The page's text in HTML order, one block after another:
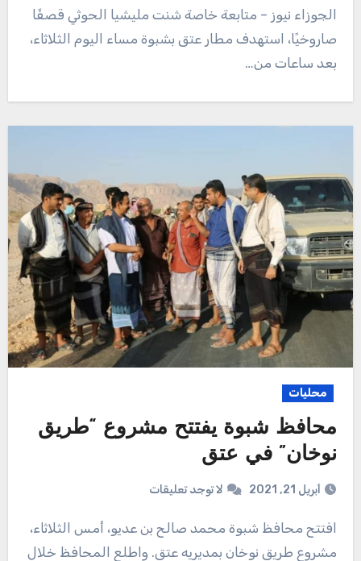
صاروخيًا، استهدف مطار عتق بشبوة مساء اليوم الثلاثاء،
بعد ساعات من…
محليات
محافظ شبوة يفتتح مشروع “طريق
نوخان” في عتق
أبريل 21, 2021 لا توجد تعليقات
افتتح محافظ شبوة محمد صالح بن عديو، أمس الثلاثاء،
مشروع طريق نوخان بمديريه عتق. واطلع المحافظ خلال